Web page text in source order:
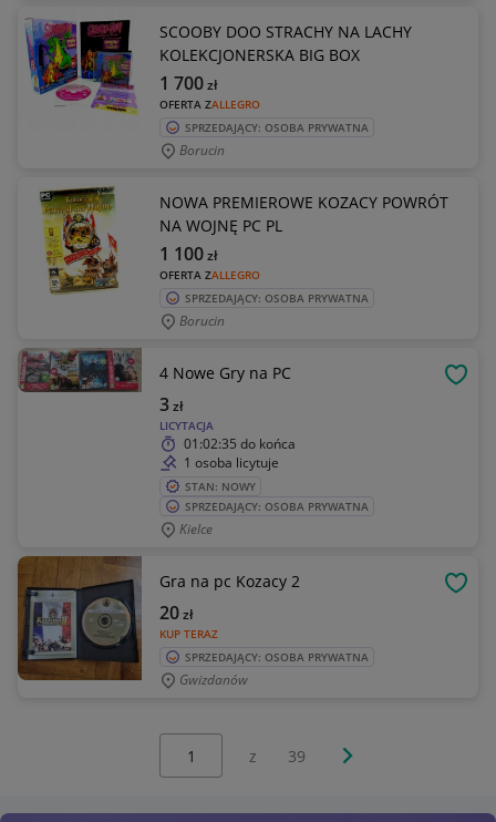
SCOOBY DOO STRACHY NA LACHY
KOLEKCJONERSKA BIG BOX
OFERTA ZALLEGRO
1 700zł
SPRZEDAJĄCY: OSOBA PRYWATNA
Borucin
NOWA PREMIEROWE KOZACY POWRÓT
NA WOJNĘ PC PL
OFERTA ZALLEGRO
1 100zł
SPRZEDAJĄCY: OSOBA PRYWATNA
Borucin
4 Nowe Gry na PC
LICYTACJA
3zł
01:02:35 do końca
1 osoba licytuje
STAN: NOWY
SPRZEDAJĄCY: OSOBA PRYWATNA
Kielce
Gra na pc Kozacy 2
KUP TERAZ
20zł
SPRZEDAJĄCY: OSOBA PRYWATNA
Gwizdanów
z 39 Następna strona